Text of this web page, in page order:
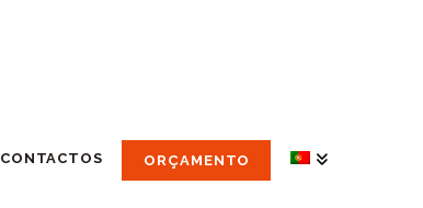
CONTACTOS ORÇAMENTO